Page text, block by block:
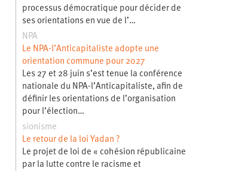
processus démocratique pour décider de
ses orientations en vue de l’…
NPA
Le NPA-l’Anticapitaliste adopte une
orientation commune pour 2027
Les 27 et 28 juin s’est tenue la conférence
nationale du NPA-l’Anticapitaliste, afin de
définir les orientations de l’organisation
pour l’élection…
sionisme
Le retour de la loi Yadan ?
Le projet de loi de « cohésion républicaine
par la lutte contre le racisme et